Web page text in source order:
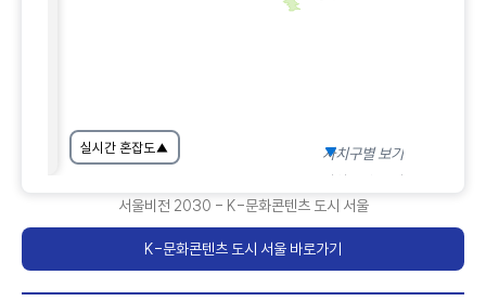
실시간 혼잡도▲
자치구별 보기
자치구별 보기
서울비전 2030 - K-문화콘텐츠 도시 서울
K-문화콘텐츠 도시 서울 바로가기